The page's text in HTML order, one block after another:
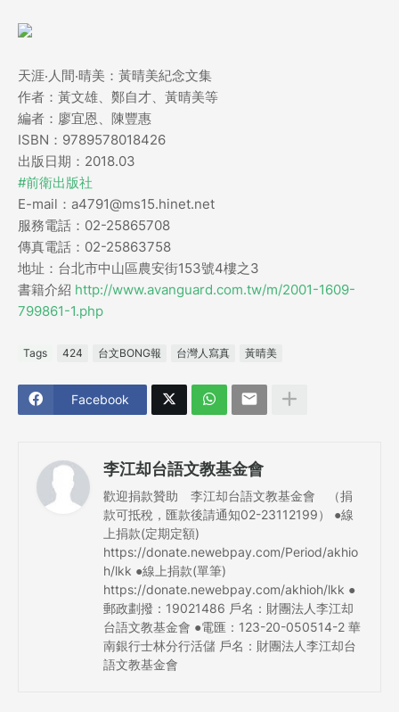
天涯‧人間‧晴美：黃晴美紀念文集
作者：黃文雄、鄭自才、黃晴美等
編者：廖宜恩、陳豐惠
ISBN：9789578018426
出版日期：2018.03
#前衛出版社
E-mail：a4791@ms15.hinet.net
服務電話：02-25865708
傳真電話：02-25863758
地址：台北市中山區農安街153號4樓之3
書籍介紹 http://www.avanguard.com.tw/m/2001-1609-
799861-1.php
Tags 424 台文BONG報 台灣人寫真 黃晴美
Facebook
李江却台語文教基金會
歡迎捐款贊助 李江却台語文教基金會 （捐
款可抵稅，匯款後請通知02-23112199） ●線
上捐款(定期定額)
https://donate.newebpay.com/Period/akhio
h/lkk ●線上捐款(單筆)
https://donate.newebpay.com/akhioh/lkk ●
郵政劃撥：19021486 戶名：財團法人李江却
台語文教基金會 ●電匯：123-20-050514-2 華
南銀行士林分行活儲 戶名：財團法人李江却台
語文教基金會